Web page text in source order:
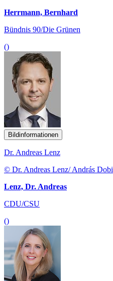
Herrmann, Bernhard
Bündnis 90/Die Grünen
()
Bildinformationen
Dr. Andreas Lenz
© Dr. Andreas Lenz/ András Dobi
Lenz, Dr. Andreas
CDU/CSU
()